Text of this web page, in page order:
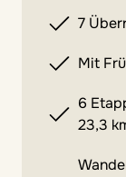
7
Mit
6
23,3